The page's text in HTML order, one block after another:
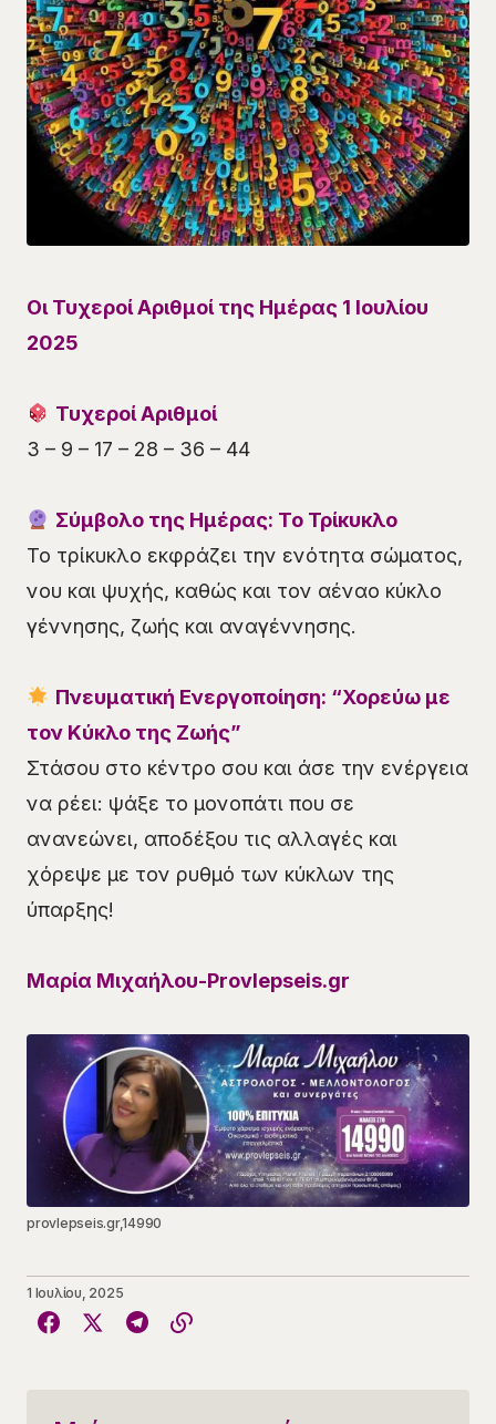
Οι Τυχεροί Αριθμοί της Ημέρας 1 Ιουλίου
2025
Τυχεροί Αριθμοί
3 – 9 – 17 – 28 – 36 – 44
Σύμβολο της Ημέρας: Το Τρίκυκλο
Το τρίκυκλο εκφράζει την ενότητα σώματος,
νου και ψυχής, καθώς και τον αέναο κύκλο
γέννησης, ζωής και αναγέννησης.
Πνευματική Ενεργοποίηση: “Χορεύω με
τον Κύκλο της Ζωής”
Στάσου στο κέντρο σου και άσε την ενέργεια
να ρέει: ψάξε το μονοπάτι που σε
ανανεώνει, αποδέξου τις αλλαγές και
χόρεψε με τον ρυθμό των κύκλων της
ύπαρξης!
Μαρία Μιχαήλου-Provlepseis.gr
provlepseis.gr,14990
1 Ιουλίου, 2025